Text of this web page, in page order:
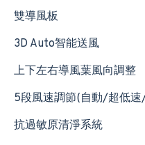
雙導風板
3D Auto智能送風
上下左右導風葉風向調整
5段風速調節(自動/超低
抗過敏原清淨系統